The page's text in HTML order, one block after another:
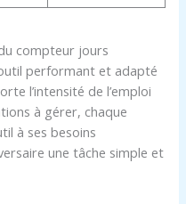
compteur jours
performant et adapté
l’intensité de l’emploi
à gérer, chaque
à ses besoins
une tâche simple et